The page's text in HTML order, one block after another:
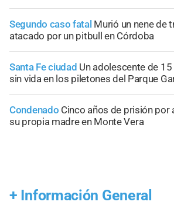
Segundo caso fatal Murió un nene de
atacado por un pitbull en Córdoba
Santa Fe ciudad Un adolescente de
sin vida en los piletones del Parque
Condenado Cinco años de prisión por
su propia madre en Monte Vera
+ Información General